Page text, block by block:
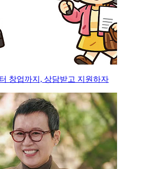
창업까지, 상담받고 지원하자